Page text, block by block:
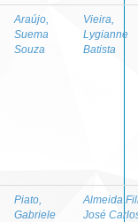
Araújo,
Suema
Souza
Vieira,
Lygianne
Batista
Piato,
Gabriele
Almeida
José